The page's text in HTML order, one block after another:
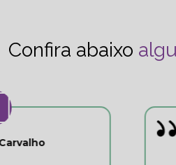
Confira abaixo
Alessandra